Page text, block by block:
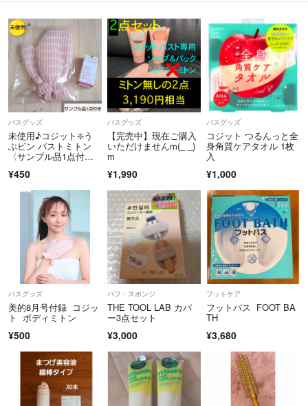
バスグッズ
未使用♪コジット❇️う
ぶピン バストミトン
〈サンプル品1点付
¥450
バスグッズ
【完売中】現在ご購入
いただけませんm(_ _)
m
¥1,990
バスグッズ
コジット つるんっと全
身角質ケアタオル 1枚
入
¥1,000
バスグッズ
美的8月号付録 コジッ
ト ボディミトン
¥500
パフ・スポンジ
THE TOOL LAB カバ
ー3点セット
¥3,000
フットケア
フットバス FOOT BA
TH
¥3,680